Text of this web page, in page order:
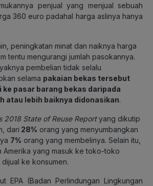
penjual yang menjual sebuah
360 euro padahal harga aslinya hanya
peningkatan minat dan naiknya harga
tentu mengurangi jumlah pasokannya.
pembelian tidak selalu
selama pakaian bekas tersebut
ke pasar barang bekas daripada
atau lebih baiknya didonasikan.
2018 State of Reuse Reportyang dikutip
dari 28% orang yang menyumbangkan
7% orang yang membelinya. Selain itu,
Amerika yang masuk ke toko-toko
ke konsumen.
EPA (Badan Perlindungan Lingkungan